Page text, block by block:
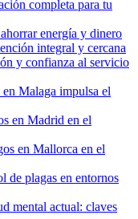
completa para tu
energía y dinero
integral y cercana
y confianza al servicio
Malaga impulsa el
en Madrid en el
en Mallorca en el
de plagas en entornos
mental actual: claves